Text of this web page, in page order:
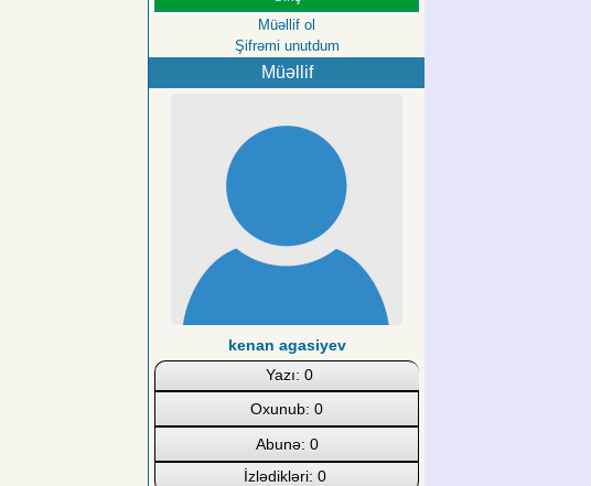
Müəllif ol
Şifrəmi unutdum
Müəllif
kenan agasiyev
Yazı: 0
Oxunub: 0
Abunə: 0
İzlədikləri: 0